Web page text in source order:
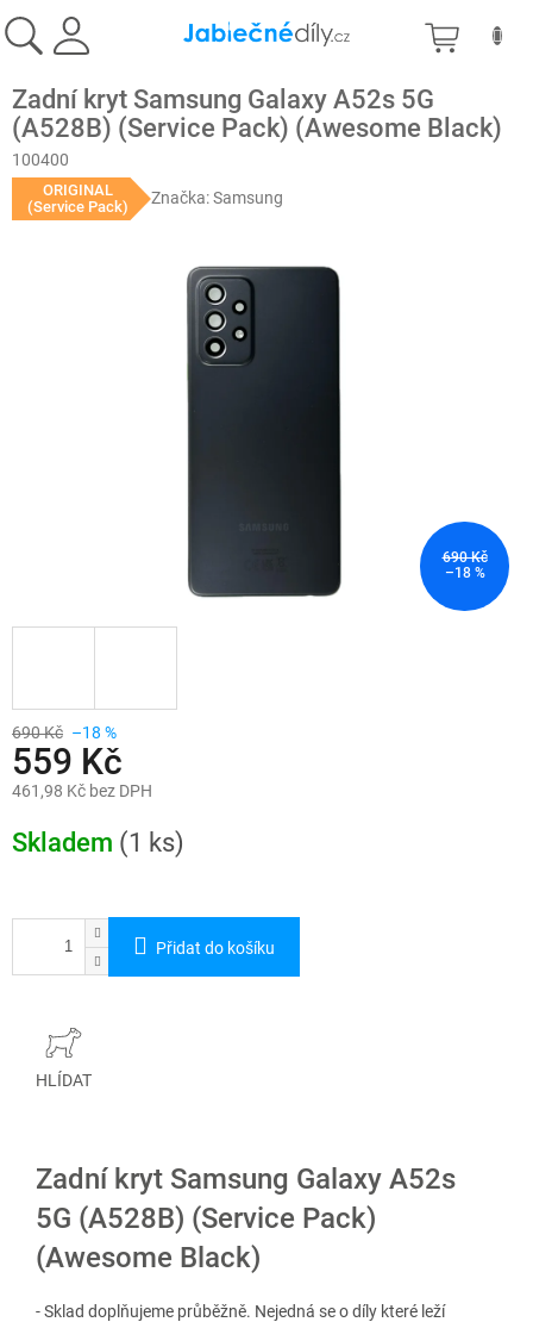
na
obsah
Zadní kryt Samsung Galaxy A52s 5G
(A528B) (Service Pack) (Awesome Black)
100400
ORIGINAL
(Service Pack)
Značka:Samsung
690 Kč
–18 %
690 Kč –18 %
559 Kč
461,98 Kč bez DPH
cena:
Skladem (1 ks)
Přidat do košíku
HLÍDAT
Zadní kryt Samsung Galaxy A52s
5G (A528B) (Service Pack)
(Awesome Black)
- Sklad doplňujeme průběžně. Nejedná se o díly které leží